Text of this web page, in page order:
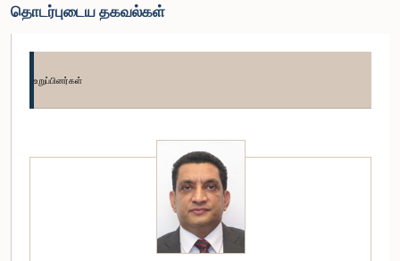
தொடர்புடைய தகவல்கள்
உறுப்பினர்கள்